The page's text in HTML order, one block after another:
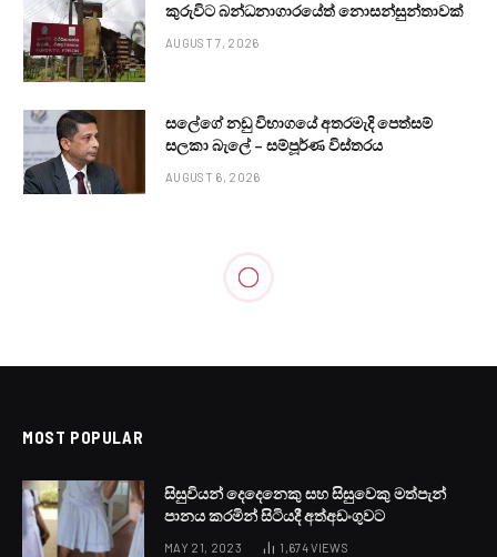
කුරුවිට බන්ධනාගාරයේත් නොසන්සුන්තාවක්
AUGUST 7, 2026
සලේගේ නඩු විභාගයේ අතරමැදි පෙත්සම්
සලකා බැලේ – සම්පූර්ණ විස්තරය
AUGUST 6, 2026
MOST POPULAR
සිසුවියන් දෙදෙනෙකු සහ සිසුවෙකු මත්පැන්
පානය කරමින් සිටියදී අත්අඩංගුවට
MAY 21, 2023 1,674VIEWS